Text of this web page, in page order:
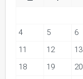
4
5 6
11
12 13
18
19 20